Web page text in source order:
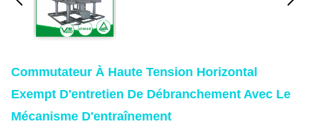
Commutateur À Haute Tension Horizontal
Exempt D'entretien De Débranchement Avec Le
Mécanisme D'entraînement